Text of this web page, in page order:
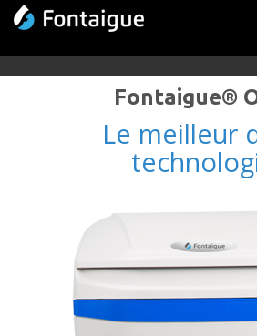
Fontaigue®
Le meilleur